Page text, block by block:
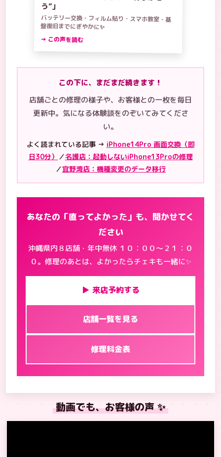
う”」
バッテリー交換・フィルム貼り・スマホ教室・基
盤復旧までにぎやかに✨
→ この声を読む
この下に、まだまだ続きます！
店舗ごとの修理の様子や、お客様との一枚を毎日
更新中。気になる体験談をのぞいてみてくださ
い。
よく読まれている記事 → iPhone14Pro 画面交換（即
日30分） ／名護店：起動しないiPhone13Proの修理
／宜野湾店：機種変更のデータ移行
あなたの「直ってよかった」も、聞かせてく
ださい
沖縄県内８店舗・年中無休 １０：００〜２１：０
０。修理のあとは、よかったらチェキも一緒に✨
▶ 来店予約する
店舗一覧を見る
修理料金表
動画でも、お客様の声 ✨